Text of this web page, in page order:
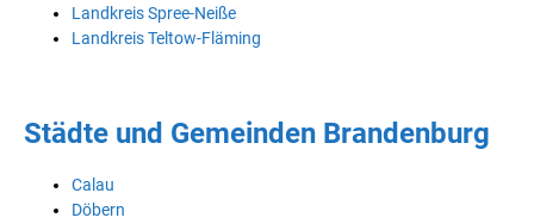
Landkreis Spree-Neiße
Landkreis Teltow-Fläming
Städte und Gemeinden Brandenburg
Calau
Döbern